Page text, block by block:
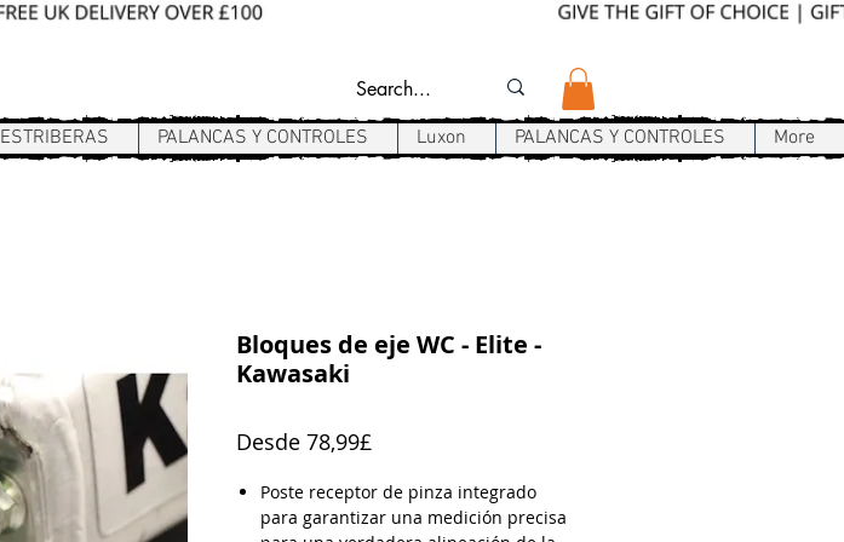
ESTRIBERAS PALANCAS Y CONTROLES Luxon PALANCAS Y CONTROLES More
Bloques de eje WC - Elite -
Kawasaki
Desde 78,99£
oferta
Poste receptor de pinza integrado
para garantizar una medición precisa